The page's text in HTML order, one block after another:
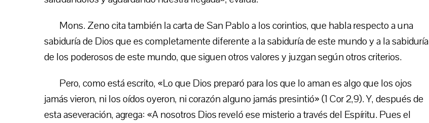
Mons. Zeno cita también la carta de San Pablo a los corintios, que habla respecto a una
sabiduría de Dios que es completamente diferente a la sabiduría de este mundo y a la sabiduría
de los poderosos de este mundo, que siguen otros valores y juzgan según otros criterios.
Pero, como está escrito, «Lo que Dios preparó para los que lo aman es algo que los ojos
jamás vieron, ni los oídos oyeron, ni corazón alguno jamás presintió» (1 Cor 2,9). Y, después de
esta aseveración, agrega: «A nosotros Dios reveló ese misterio a través del Espíritu. Pues el